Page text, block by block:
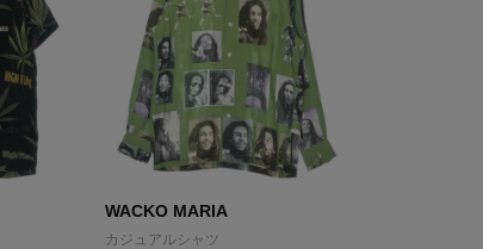
WACKO MARIA
カジュアルシャツ